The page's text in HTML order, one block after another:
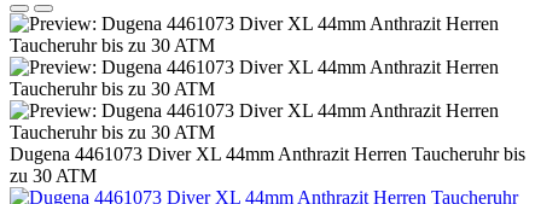
Dugena 4461073 Diver XL 44mm Anthrazit Herren Taucheruhr bis
zu 30 ATM